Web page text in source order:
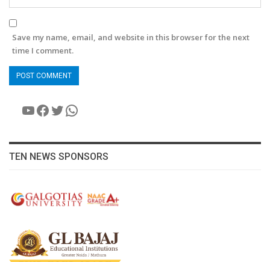
Save my name, email, and website in this browser for the next
time I comment.
YouTube
Facebook
Twitter
WhatsApp
TEN NEWS SPONSORS